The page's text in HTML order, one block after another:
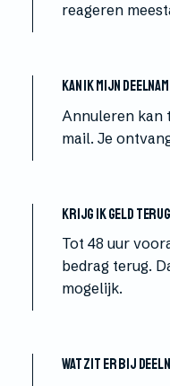
reageren
Kan ik mijn
Annuleren kan
mail. Je
Krijg ik geld
Tot 48 uur
bedrag terug.
mogelijk.
Wat zit er bij